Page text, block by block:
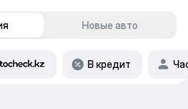
Новые авто
В кредит